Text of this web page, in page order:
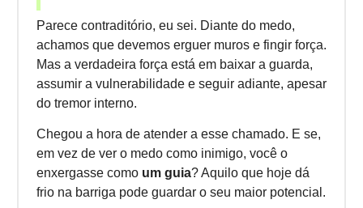
Parece contraditório, eu sei. Diante do medo,
achamos que devemos erguer muros e fingir força.
Mas a verdadeira força está em baixar a guarda,
assumir a vulnerabilidade e seguir adiante, apesar
do tremor interno.
Chegou a hora de atender a esse chamado. E se,
em vez de ver o medo como inimigo, você o
enxergasse como um guia? Aquilo que hoje dá
frio na barriga pode guardar o seu maior potencial.